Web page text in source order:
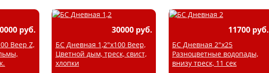
руб.
Веер Z,
30000 руб.
БС Дневная 1,2"х100 Веер,
Цветной дым, треск, свист,
хлопки
11700 руб.
БС Дневная 2"х25
Разноцветные водопады,
внизу треск, 11 сек